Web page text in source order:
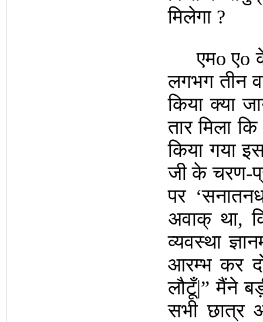
मिलेगा ?
एमo एo के
लगभग तीन
किया क्या
तार मिला
किया गया
जी के चरण-
पर
अवाक् था,
व्यवस्था
आरम्भ कर
लौटूँ|” मैंने
सभी छात्र